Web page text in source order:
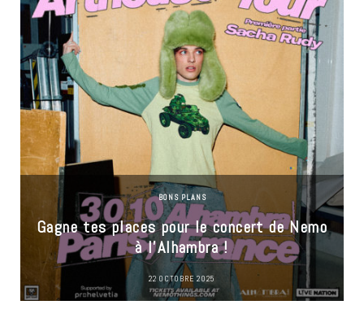
BONS PLANS
Gagne tes places pour le concert de Nemo
à l’Alhambra !
22 OCTOBRE 2025